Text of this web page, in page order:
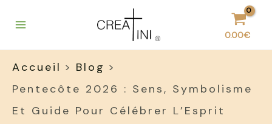
Menu
0.00€
Accueil
Blog
Pentecôte 2026 : Sens, Symbolisme
Et Guide Pour Célébrer L’Esprit